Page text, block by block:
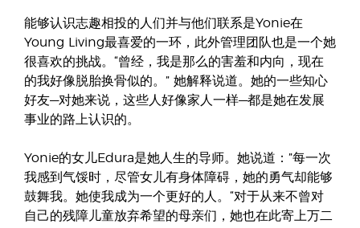
能够认识志趣相投的人们并与他们联系是Yonie在
Young Living最喜爱的一环，此外管理团队也是一个她
很喜欢的挑战。“曾经，我是那么的害羞和内向，现在
的我好像脱胎换骨似的。” 她解释说道。她的一些知心
好友—对她来说，这些人好像家人一样—都是她在发展
事业的路上认识的。
Yonie的女儿Edura是她人生的导师。她说道：”每一次
我感到气馁时，尽管女儿有身体障碍，她的勇气却能够
鼓舞我。她使我成为一个更好的人。“对于从来不曾对
自己的残障儿童放弃希望的母亲们，她也在此寄上万二